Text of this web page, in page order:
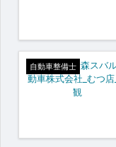
自動車整備士